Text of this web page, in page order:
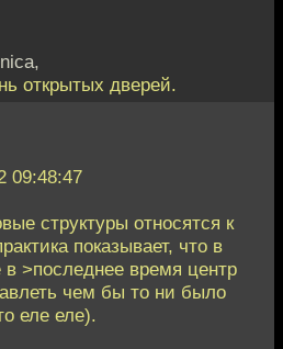
открытых дверей.
09:48:47
структуры относятся к
показывает, что в
>последнее время центр
чем бы то ни было
еле еле).